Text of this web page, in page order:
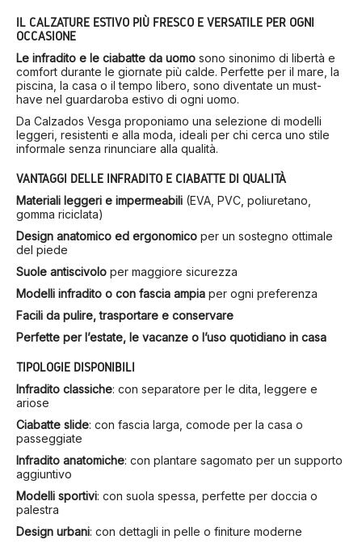
IL CALZATURE ESTIVO PIÙ FRESCO E VERSATILE PER OGNI
OCCASIONE
Le infradito e le ciabatte da uomo sono sinonimo di libertà e
comfort durante le giornate più calde. Perfette per il mare, la
piscina, la casa o il tempo libero, sono diventate un must-
have nel guardaroba estivo di ogni uomo.
Da Calzados Vesga proponiamo una selezione di modelli
leggeri, resistenti e alla moda, ideali per chi cerca uno stile
informale senza rinunciare alla qualità.
VANTAGGI DELLE INFRADITO E CIABATTE DI QUALITÀ
Materiali leggeri e impermeabili (EVA, PVC, poliuretano,
gomma riciclata)
Design anatomico ed ergonomico per un sostegno ottimale
del piede
Suole antiscivolo per maggiore sicurezza
Modelli infradito o con fascia ampia per ogni preferenza
Facili da pulire, trasportare e conservare
Perfette per l’estate, le vacanze o l’uso quotidiano in casa
TIPOLOGIE DISPONIBILI
Infradito classiche: con separatore per le dita, leggere e
ariose
Ciabatte slide: con fascia larga, comode per la casa o
passeggiate
Infradito anatomiche: con plantare sagomato per un supporto
aggiuntivo
Modelli sportivi: con suola spessa, perfette per doccia o
palestra
Design urbani: con dettagli in pelle o finiture moderne